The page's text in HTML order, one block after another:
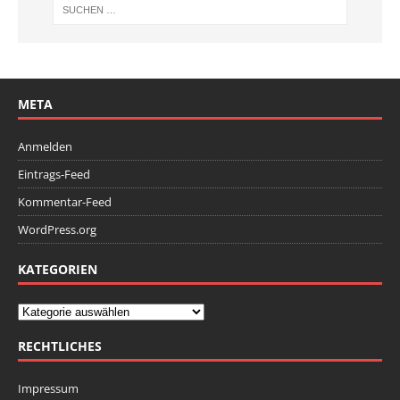
META
Anmelden
Eintrags-Feed
Kommentar-Feed
WordPress.org
KATEGORIEN
RECHTLICHES
Impressum